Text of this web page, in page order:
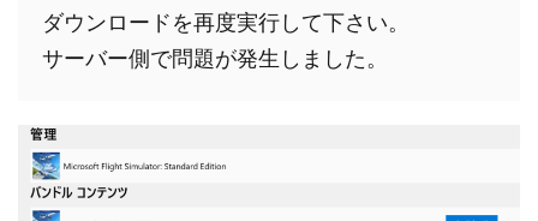
ダウンロードを再度実行して下さい。
サーバー側で問題が発生しました。